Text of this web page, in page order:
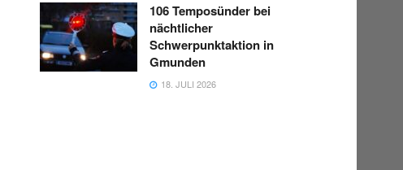
106 Temposünder bei
nächtlicher
Schwerpunktaktion in
Gmunden
18. JULI 2026